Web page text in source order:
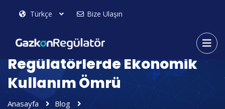
Bize Ulaşın
Regülatörlerde Ekonomik
Kullanım Ömrü
Anasayfa
Blog